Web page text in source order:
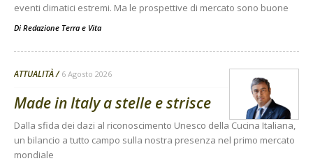
eventi climatici estremi. Ma le prospettive di mercato sono buone
Di Redazione Terra e Vita
ATTUALITÀ 6 Agosto 2026
Made in Italy a stelle e strisce
Dalla sfida dei dazi al riconoscimento Unesco della Cucina Italiana,
un bilancio a tutto campo sulla nostra presenza nel primo mercato
mondiale